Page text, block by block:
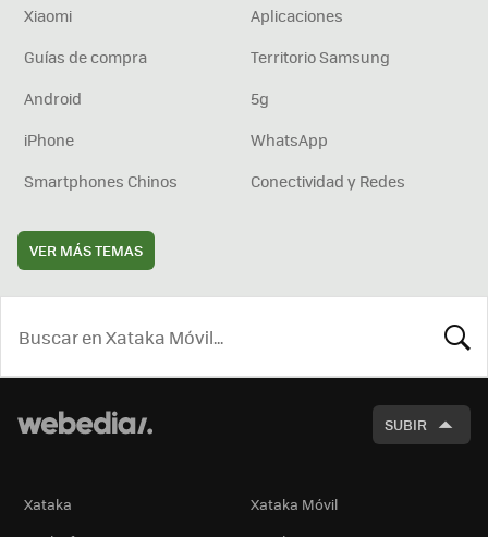
Xiaomi
Aplicaciones
Guías de compra
Territorio Samsung
Android
5g
iPhone
WhatsApp
Smartphones Chinos
Conectividad y Redes
VER MÁS TEMAS
SUBIR
Xataka
Xataka Móvil